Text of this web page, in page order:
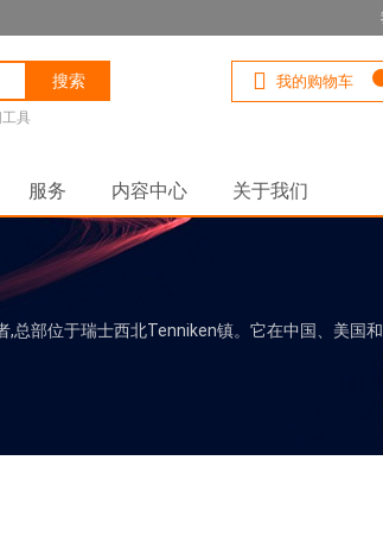
搜索
具
我的购物车
服务 内容中心 关于我们
,总部位于瑞士西北Tenniken镇。它在中国、美国